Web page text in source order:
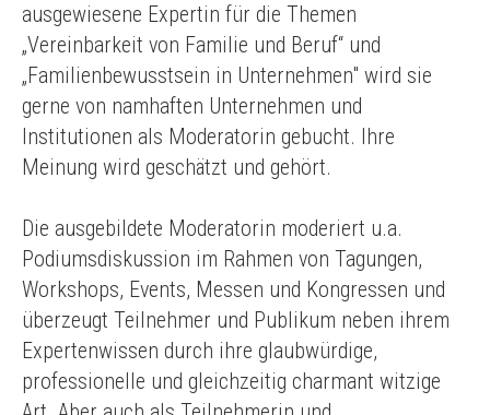
ausgewiesene Expertin für die Themen
„Vereinbarkeit von Familie und Beruf“ und
„Familienbewusstsein in Unternehmen" wird sie
gerne von namhaften Unternehmen und
Institutionen als Moderatorin gebucht. Ihre
Meinung wird geschätzt und gehört.
Die ausgebildete Moderatorin moderiert u.a.
Podiumsdiskussion im Rahmen von Tagungen,
Workshops, Events, Messen und Kongressen und
überzeugt Teilnehmer und Publikum neben ihrem
Expertenwissen durch ihre glaubwürdige,
professionelle und gleichzeitig charmant witzige